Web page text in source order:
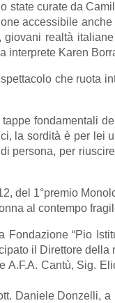
state curate da
accessibile
realtà
interprete Karen
che ruota
fondamentali
la sordità è per lei
persona, per
del 1°premio
al contempo
“Pio
il Direttore della
Cantù, Sig.
Daniele Donzelli,